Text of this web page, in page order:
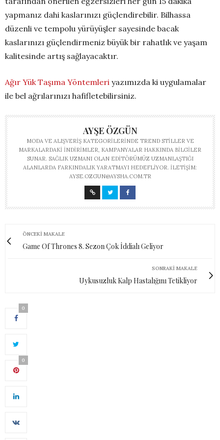
yapmanız dahi kaslarınızı güçlendirebilir. Bilhassa
düzenli ve tempolu yürüyüşler sayesinde bacak
kaslarınızı güçlendirmeniz büyük bir rahatlık ve yaşam
kalitesinde artış sağlayacaktır.
Ağır Yük Taşıma Yöntemleri yazımızda ki uygulamalar
ile bel ağrılarınızı hafifletebilirsiniz.
AYŞE ÖZGÜN
MODA VE ALIŞVERIŞ KATEGORILERINDE TREND STILLER VE
MARKALARDAKI INDIRIMLER, KAMPANYALAR HAKKINDA BILGILER
SUNAR. SAĞLIK UZMANI OLAN EDITÖRÜMÜZ UZMANLAŞTIĞI
ALANLARDA FARKINDALIK YARATMAYI HEDEFLIYOR. İLETIŞIM:
AYSE.OZGUN@AYSHA.COM.TR
ÖNCEKI MAKALE
Game Of Thrones 8. Sezon Çok İddialı Geliyor
SONRAKI MAKALE
Uykusuzluk Kalp Hastalığını Tetikliyor
0
0